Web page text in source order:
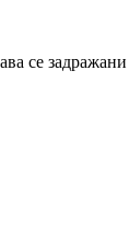
се задражани